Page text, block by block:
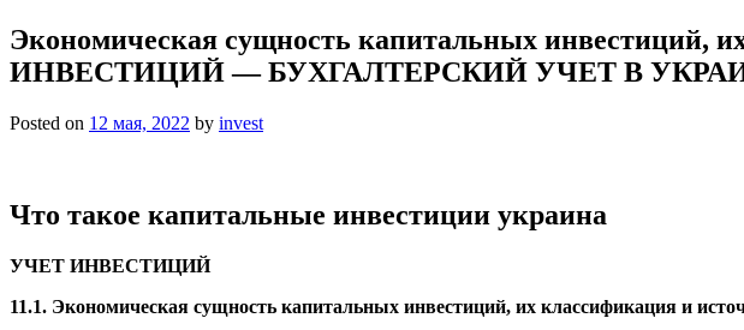
Экономическая сущность капитальных
ИНВЕСТИЦИЙ — БУХГАЛТЕРСКИЙ УЧЕТ В
Posted on 12 мая, 2022 by invest
Что такое капитальные инвестиции украина
УЧЕТ ИНВЕСТИЦИЙ
11.1. Экономическая сущность капитальных инвестиций, их классификация и